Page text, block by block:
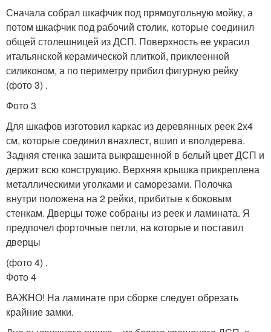
Сначала собрал шкафчик под прямоугольную мойку, а
потом шкафчик под рабочий столик, которые соединил
общей столешницей из ДСП. Поверхность ее украсил
итальянской керамической плиткой, приклеенной
силиконом, а по периметру прибил фигурную рейку
(фото 3) .
Фото 3
Для шкафов изготовил каркас из деревянных реек 2х4
см, которые соединил внахлест, вшип и вполдерева.
Задняя стенка зашита выкрашенной в белый цвет ДСП и
держит всю конструкцию. Верхняя крышка прикреплена
металлическими уголками и саморезами. Полочка
внутри положена на 2 рейки, прибитые к боковым
стенкам. Дверцы тоже собраны из реек и ламината. Я
предпочел форточные петли, на которые и поставил
дверцы
(фото 4) .
Фото 4
ВАЖНО! На ламинате при сборке следует обрезать
крайние замки.